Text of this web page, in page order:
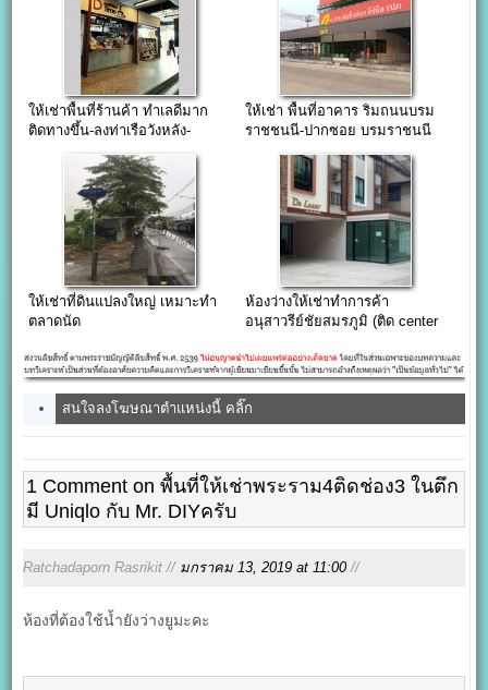
ให้เช่าพื้นที่ร้านค้า ทำเลดีมาก
ติดทางขึ้น-ลงท่าเรือวังหลัง-
ท่าช้าง-ท่าพระจันทร์-มหาราช
ให้เช่า พื้นที่อาคาร ริมถนนบรม
ราชชนนี-ปากซอย บรมราชนนี
ให้เช่าที่ดินแปลงใหญ่ เหมาะทำ
ตลาดนัด
ห้องว่างให้เช่าทำการค้า
อนุสาวรีย์ชัยสมรภูมิ (ติด center
สนใจลงโฆษณาตำแหน่งนี้ คลิ๊ก
1 Comment on พื้นที่ให้เช่าพระราม4ติดช่อง3 ในตึก
มี Uniqlo กับ Mr. DIYครับ
Ratchadaporn Rasrikit // มกราคม 13, 2019 at 11:00//
ห้องที่ต้องใช้น้ำยังว่างยูมะคะ